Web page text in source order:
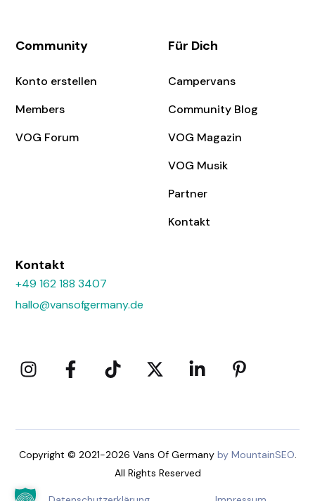
Community
Konto erstellen
Members
VOG Forum
Für Dich
Campervans
Community Blog
VOG Magazin
VOG Musik
Partner
Kontakt
Kontakt
+49 162 188 3407
hallo@vansofgermany.de
Copyright © 2021-2026 Vans Of Germany by MountainSEO.
All Rights Reserved